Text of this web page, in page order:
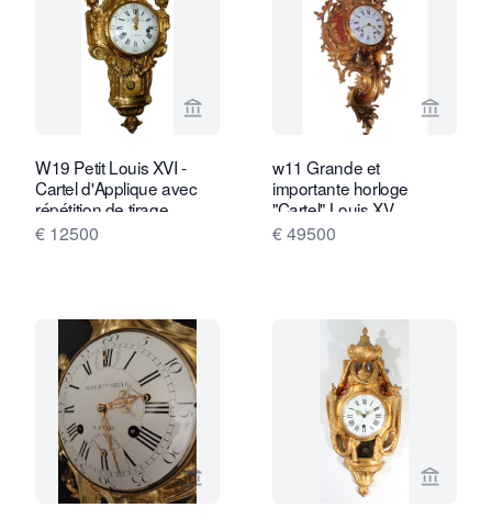
Voir la page vendeur de Van Brug
W19 Petit Louis XVI -
Cartel d'Applique avec
répétition de tirage
€ 12500
Voir la
w11 Grande et
importante horloge
"Cartel" Louis XV
€ 49500
Voir la page vendeur de Van BrugVoir la